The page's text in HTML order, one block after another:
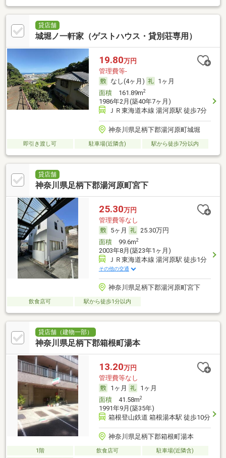
貸店舗
城堀ノ一軒家（ゲストハウス・貸別荘専用）
19.80万円
管理費等-
なし(4ヶ月)
1ヶ月
面積161.89m2
1986年2月(築40年7ヶ月)
ＪＲ東海道本線 湯河原駅 徒歩7分
神奈川県足柄下郡湯河原町城堀
即引き渡し可 駐車場(近隣含) 駅から徒歩7分以内
貸店舗
神奈川県足柄下郡湯河原町宮下
25.30万円
管理費等なし
5ヶ月
25.30万円
面積99.6m2
2003年8月(築23年1ヶ月)
ＪＲ東海道本線 湯河原駅 徒歩1分
その他の交通
神奈川県足柄下郡湯河原町宮下
飲食店可 駅から徒歩1分以内
貸店舗（建物一部）
神奈川県足柄下郡箱根町湯本
13.20万円
管理費等なし
1ヶ月
1ヶ月
面積41.58m2
1991年9月(築35年)
箱根登山鉄道 箱根湯本駅 徒歩10分
神奈川県足柄下郡箱根町湯本
1階 飲食店可
駐車場(近隣含)